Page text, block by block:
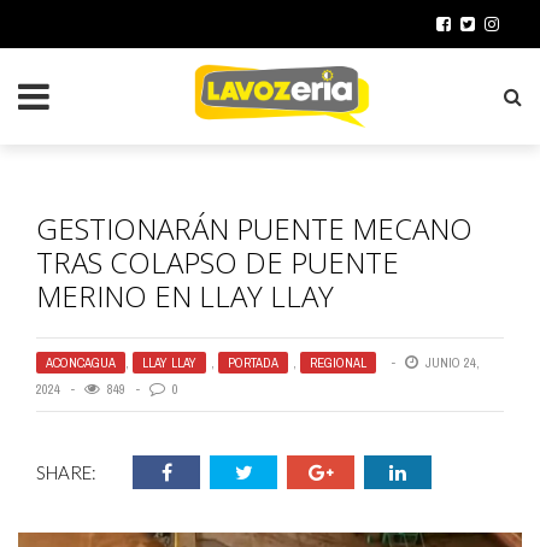
GESTIONARÁN PUENTE MECANO
TRAS COLAPSO DE PUENTE
MERINO EN LLAY LLAY
ACONCAGUA , LLAY LLAY , PORTADA , REGIONAL
JUNIO 24,
2024
849 0
SHARE: